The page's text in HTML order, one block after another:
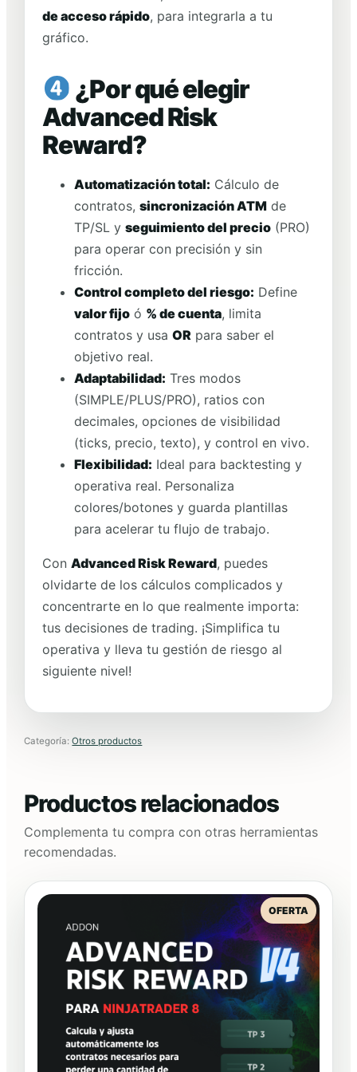
de acceso rápido, para integrarla a tu
gráfico.
¿Por qué elegir
Advanced Risk
Reward?
Automatización total: Cálculo de
contratos,sincronización ATM de
TP/SL yseguimiento del precio (PRO)
para operar con precisión y sin
fricción.
Control completo del riesgo: Define
valor fijo ó % de cuenta, limita
contratos y usaOR para saber el
objetivo real.
Adaptabilidad: Tres modos
(SIMPLE/PLUS/PRO), ratios con
decimales, opciones de visibilidad
(ticks, precio, texto), y control en vivo.
Flexibilidad: Ideal para backtesting y
operativa real. Personaliza
colores/botones y guarda plantillas
para acelerar tu flujo de trabajo.
ConAdvanced Risk Reward, puedes
olvidarte de los cálculos complicados y
concentrarte en lo que realmente importa:
tus decisiones de trading. ¡Simplifica tu
operativa y lleva tu gestión de riesgo al
siguiente nivel!
Categoría:Otros productos
Productos relacionados
Complementa tu compra con otras herramientas
recomendadas.
OFERTA
EN
OFERTA